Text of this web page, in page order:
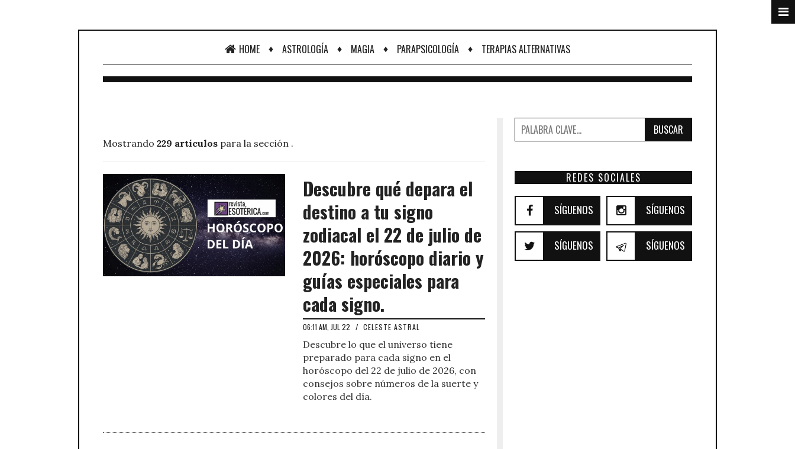
HOME ♦ ASTROLOGÍA ♦ MAGIA ♦ PARAPSICOLOGÍA ♦ TERAPIAS ALTERNATIVAS
Mostrando 229 artículos para la sección .
Descubre qué depara el
destino a tu signo
zodiacal el 22 de julio de
2026: horóscopo diario y
guías especiales para
cada signo.
06:11 AM, JUL 22 / CELESTE ASTRAL
Descubre lo que el universo tiene
preparado para cada signo en el
horóscopo del 22 de julio de 2026, con
consejos sobre números de la suerte y
colores del día.
BUSCAR
REDES SOCIALES
SÍGUENOS SÍGUENOS
SÍGUENOS SÍGUENOS